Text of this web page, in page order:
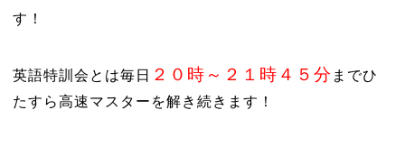
す！
英語特訓会とは毎日 ２０時～２１時４５分 までひ
たすら高速マスターを解き続きます！